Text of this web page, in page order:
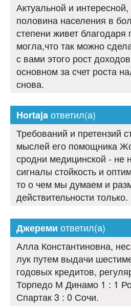
Актуальной и интересной,
половина населения в
степени живет благодаря
могла,что так можно
с вами этого рост
основном за счет роста
снова.
Hortajaответил(а)
Требований и претензий
мыслей его помощника
сродни медицинской - не
сигналы стойкость и
то о чем мы думаем и
действительности только.
Джереми ответил(а)
Алла Константиновна,
лук путем выдачи
годовых кредитов,
Торпедо М Динамо 1 : 1
Спартак 3 : 0 Сочи.